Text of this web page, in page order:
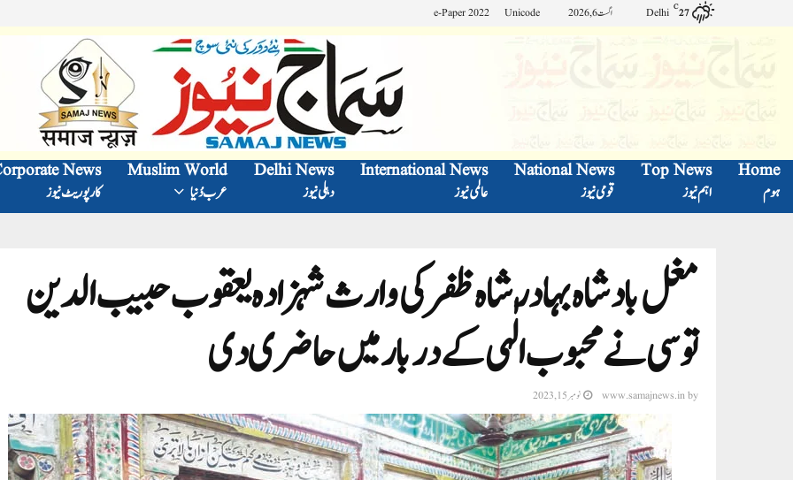
27
C
Delhi اگست 6, 2026 Unicode
e-Paper 2022
Home
ہوم
Top News
اہم نیوز
National News
قومی نیوز
International News
عالمی نیوز
Delhi News
دہلی نیوز
Muslim World
عرب دُنیا
News
کارپوریٹ نیوز
مغل بادشاہ بہادر شاہ ظفر کی وارث شہزادہ یعقوب حبیب الدین
توسی نے محبوب الٰہی کے دربار میں حاضری دی
by
www.samajnews.in نومبر 15, 2023